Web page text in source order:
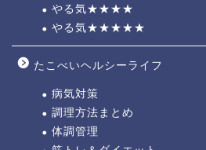
やる気★★★★
やる気★★★★★
たこべいヘルシーライフ
病気対策
調理方法まとめ
体調管理